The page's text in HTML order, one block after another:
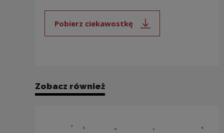
Pobierz ciekawostkę
Uwaga, link zostanie otwarty
Zobacz również